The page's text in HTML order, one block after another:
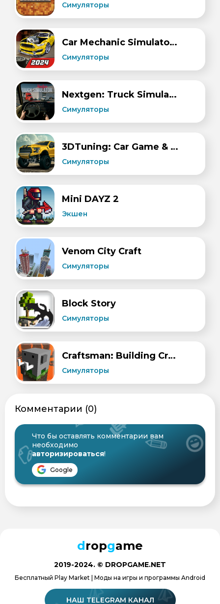
Симуляторы
Car Mechanic Simulator 21
Симуляторы
Nextgen: Truck Simulator Drive
Симуляторы
3DTuning: Car Game & Simulator
Симуляторы
Mini DAYZ 2
Экшен
Venom City Craft
Симуляторы
Block Story
Симуляторы
Craftsman: Building Craft
Симуляторы
Комментарии (0)
Что бы оставлять комментарии вам
необходимо
авторизироваться!
Google
dropgame
2019-2024. © DROPGAME.NET
Бесплатный Play Market | Моды на игры и программы Android
НАШ TELEGRAM КАНАЛ